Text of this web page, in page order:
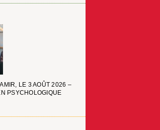
LE 3 AOÛT 2026 –
PSYCHOLOGIQUE